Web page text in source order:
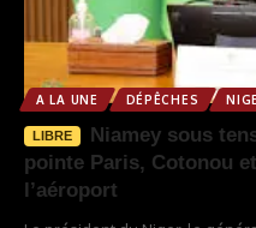
A LA UNE DÉPÊCHES
LIBRE
Niamey sous
pointe Paris, Cotonou
l’aéroport